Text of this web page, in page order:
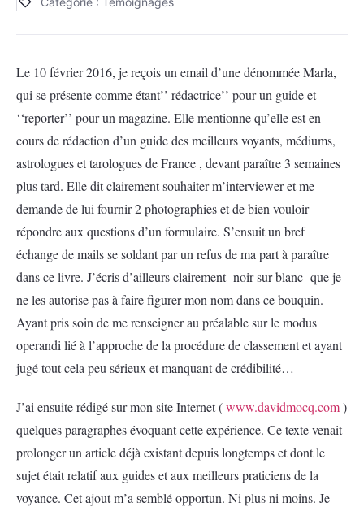
Le 10 février 2016, je reçois un email d’une dénommée Marla,
qui se présente comme étant’’ rédactrice’’ pour un guide et
‘‘reporter’’ pour un magazine. Elle mentionne qu’elle est en
cours de rédaction d’un guide des meilleurs voyants, médiums,
astrologues et tarologues de France , devant paraître 3 semaines
plus tard. Elle dit clairement souhaiter m’interviewer et me
demande de lui fournir 2 photographies et de bien vouloir
répondre aux questions d’un formulaire. S’ensuit un bref
échange de mails se soldant par un refus de ma part à paraître
dans ce livre. J’écris d’ailleurs clairement -noir sur blanc- que je
ne les autorise pas à faire figurer mon nom dans ce bouquin.
Ayant pris soin de me renseigner au préalable sur le modus
operandi lié à l’approche de la procédure de classement et ayant
jugé tout cela peu sérieux et manquant de crédibilité…
J’ai ensuite rédigé sur mon site Internet (www.davidmocq.com)
quelques paragraphes évoquant cette expérience. Ce texte venait
prolonger un article déjà existant depuis longtemps et dont le
sujet était relatif aux guides et aux meilleurs praticiens de la
voyance. Cet ajout m’a semblé opportun. Ni plus ni moins. Je